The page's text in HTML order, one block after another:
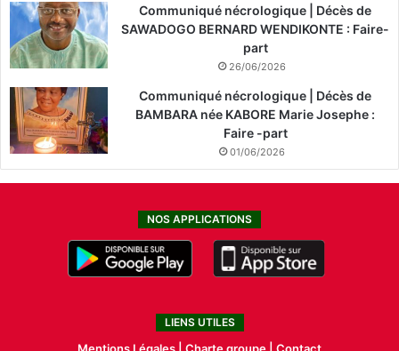
Communiqué nécrologique | Décès de
SAWADOGO BERNARD WENDIKONTE : Faire-
part
26/06/2026
Communiqué nécrologique | Décès de
BAMBARA née KABORE Marie Josephe :
Faire -part
01/06/2026
NOS APPLICATIONS
LIENS UTILES
Mentions Légales | Charte groupe | Contact